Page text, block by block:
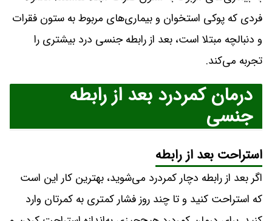
فردی که پوکی استخوان و بیماری‌های مربوط به ستون فقرات
و دنبالچه مبتلا است، بعد از رابطه جنسی درد بیشتری را
تجربه می‌کند.
درمان کمردرد بعد از رابطه
جنسی
استراحت بعد از رابطه
اگر بعد از رابطه دچار کمردرد می‌شوید، بهترین کار این است
که استراحت کنید و تا چند روز فشار کمتری به کمرتان وارد